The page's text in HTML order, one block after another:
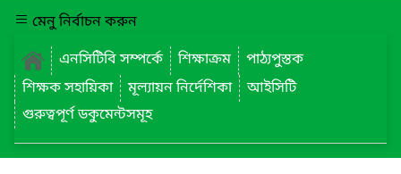
মেনু নির্বাচন করুন
এনসিটিবি সম্পর্কে
শিক্ষাক্রম
পাঠ্যপুস্তক
শিক্ষক সহায়িকা
মূল্যায়ন নির্দেশিকা
আইসিটি
গুরুত্বপূর্ণ ডকুমেন্টসমূহ